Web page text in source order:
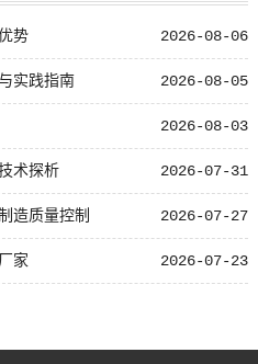
2026-08-06
势
2026-08-05
实践指南
2026-08-03
2026-07-31
术探析
2026-07-27
造质量控制
2026-07-23
家